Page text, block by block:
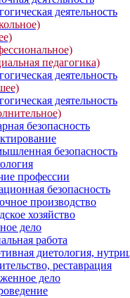
деятельность
педагогика)
деятельность
деятельность
безопасность
безопасность
профессии
безопасность
производство
хозяйство
дело
работа
диетология,
реставрация
дело